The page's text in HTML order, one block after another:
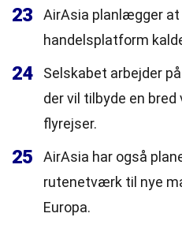
23
AirAsia planlægger at
handelsplatform
24
Selskabet arbejder
der vil tilbyde en
flyrejser.
25
AirAsia har også
rutenetværk til nye
Europa.